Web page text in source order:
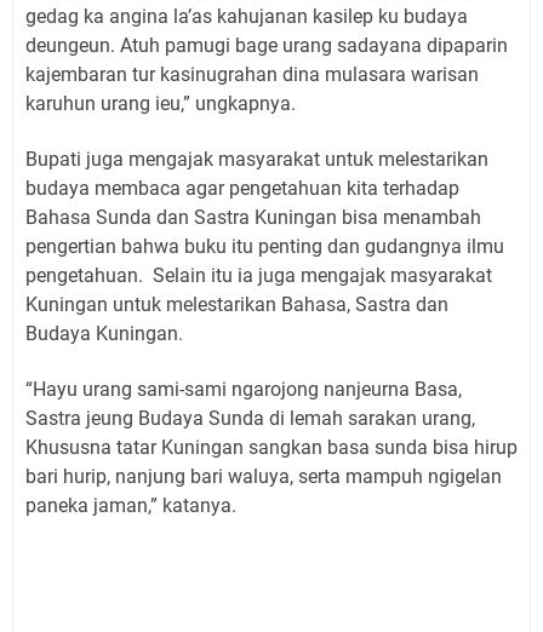
gedag ka angina la’as kahujanan kasilep ku budaya
deungeun. Atuh pamugi bage urang sadayana dipaparin
kajembaran tur kasinugrahan dina mulasara warisan
karuhun urang ieu,” ungkapnya.
Bupati juga mengajak masyarakat untuk melestarikan
budaya membaca agar pengetahuan kita terhadap
Bahasa Sunda dan Sastra Kuningan bisa menambah
pengertian bahwa buku itu penting dan gudangnya ilmu
pengetahuan. Selain itu ia juga mengajak masyarakat
Kuningan untuk melestarikan Bahasa, Sastra dan
Budaya Kuningan.
“Hayu urang sami-sami ngarojong nanjeurna Basa,
Sastra jeung Budaya Sunda di lemah sarakan urang,
Khususna tatar Kuningan sangkan basa sunda bisa hirup
bari hurip, nanjung bari waluya, serta mampuh ngigelan
paneka jaman,” katanya.